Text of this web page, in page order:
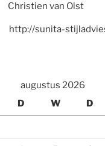
van Olst
sunita-
augustus 2026
D W D